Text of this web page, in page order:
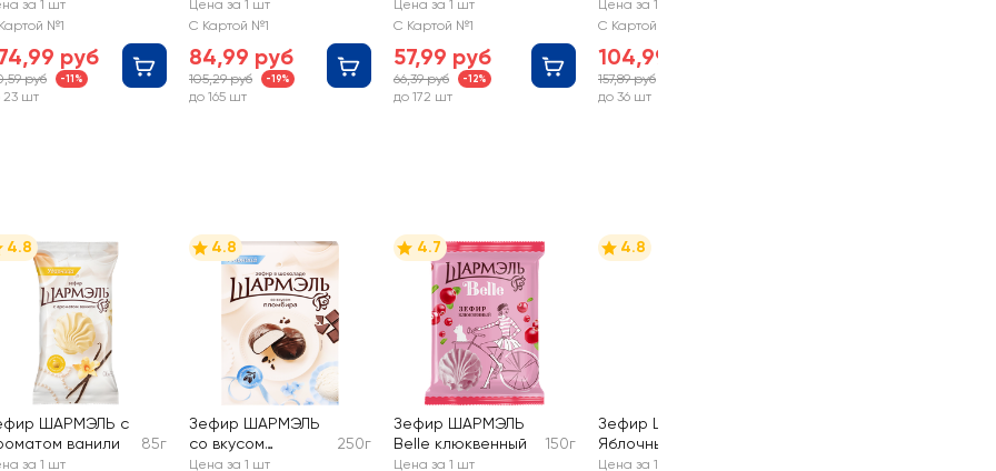
за 1 шт
№1
руб
руб -11%
23 шт
Цена за 1 шт
С Картой №1
84,99 руб
105,29 руб -19%
до 165 шт
глазурью
Цена за 1 шт
С Картой №1
57,99 руб
66,39 руб -12%
до 172 шт
Цена за 1 шт
С Картой №1
104,99 руб
157,89 руб
до 36 шт
4.8
ШАРМЭЛЬ с
ванили
85г
за 1 шт
4.8
Зефир ШАРМЭЛЬ
со вкусом
пломбира, в
250г
Цена за 1 шт
4.7
Зефир ШАРМЭЛЬ
Belle клюквенный
150г
Цена за 1 шт
4.8
Зефир ШАРМЭЛЬ
Яблочный
Цена за 1 шт